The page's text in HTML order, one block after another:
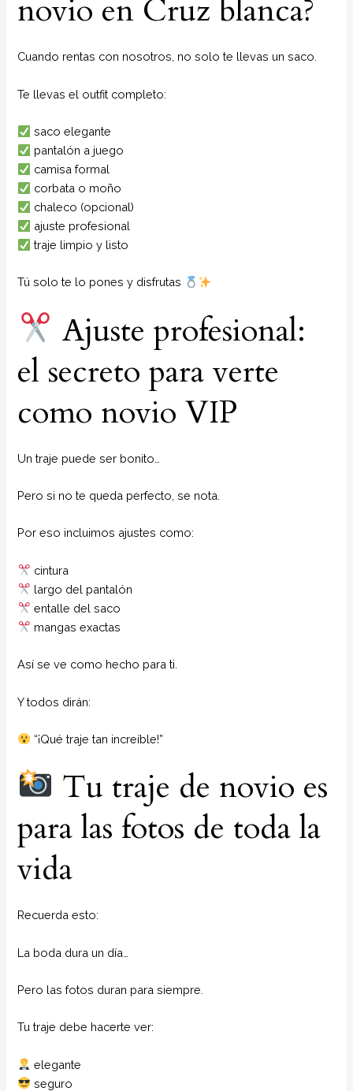
novio en Cruz blanca?
Cuando rentas con nosotros, no solo te llevas un saco.
Te llevas el outfit completo:
saco elegante
pantalón a juego
camisa formal
corbata o moño
chaleco (opcional)
ajuste profesional
traje limpio y listo
Tú solo te lo pones y disfrutas
Ajuste profesional:
el secreto para verte
como novio VIP
Un traje puede ser bonito…
Pero si no te queda perfecto, se nota.
Por eso incluimos ajustes como:
cintura
largo del pantalón
entalle del saco
mangas exactas
Así se ve como hecho para ti.
Y todos dirán:
“¡Qué traje tan increíble!”
Tu traje de novio es
para las fotos de toda la
vida
Recuerda esto:
La boda dura un día…
Pero las fotos duran para siempre.
Tu traje debe hacerte ver:
elegante
seguro